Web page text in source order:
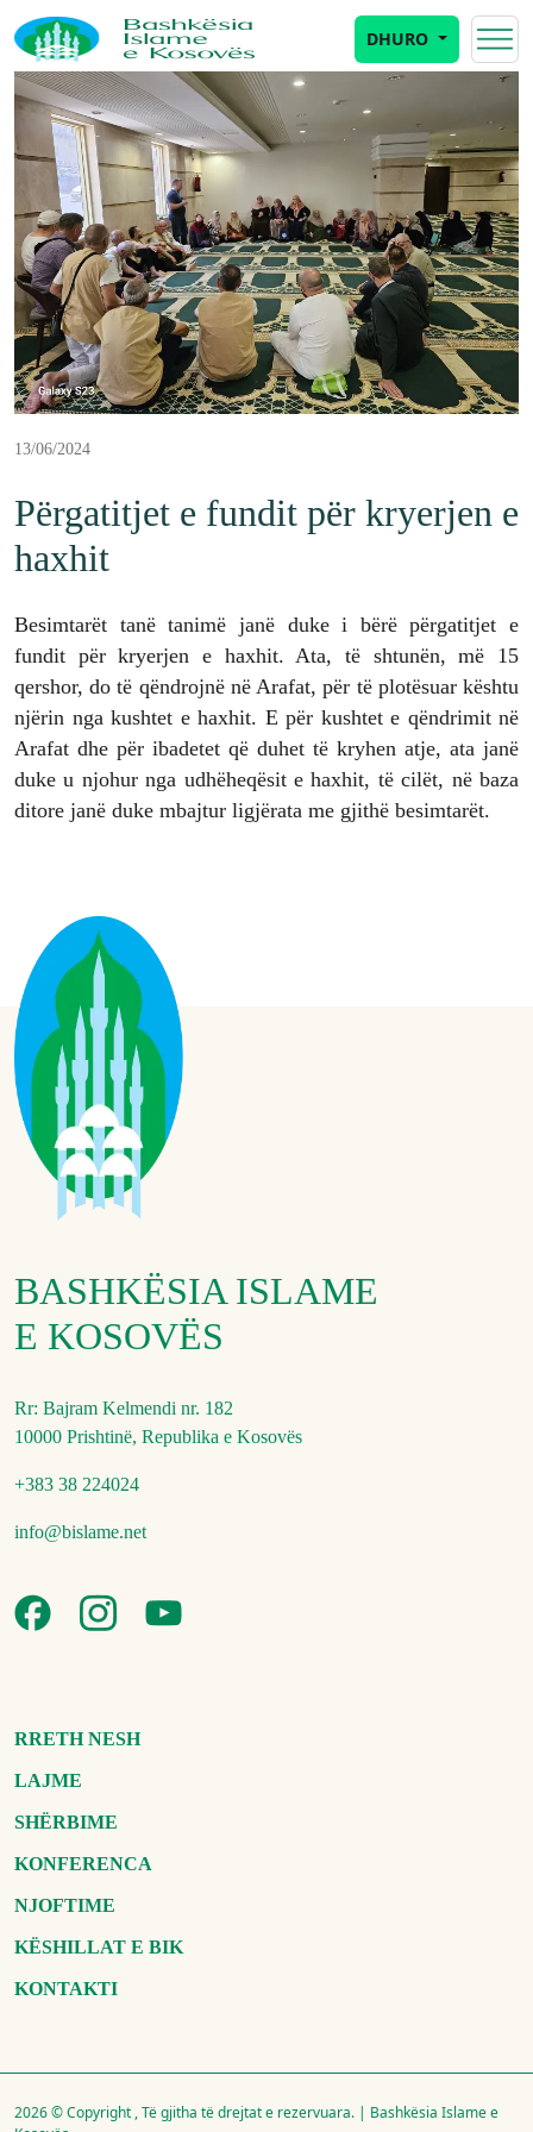
DHURO
13/06/2024
Përgatitjet e fundit për kryerjen e
haxhit
Besimtarët tanë tanimë janë duke i bërë përgatitjet e
fundit për kryerjen e haxhit. Ata, të shtunën, më 15
qershor, do të qëndrojnë në Arafat, për të plotësuar kështu
njërin nga kushtet e haxhit. E për kushtet e qëndrimit në
Arafat dhe për ibadetet që duhet të kryhen atje, ata janë
duke u njohur nga udhëheqësit e haxhit, të cilët, në baza
ditore janë duke mbajtur ligjërata me gjithë besimtarët.
BASHKËSIA ISLAME
E KOSOVËS
Rr: Bajram Kelmendi nr. 182
10000 Prishtinë, Republika e Kosovës
+383 38 224024
info@bislame.net
RRETH NESH
LAJME
SHËRBIME
KONFERENCA
NJOFTIME
KËSHILLAT E BIK
KONTAKTI
2026 © Copyright , Të gjitha të drejtat e rezervuara. | Bashkësia Islame e